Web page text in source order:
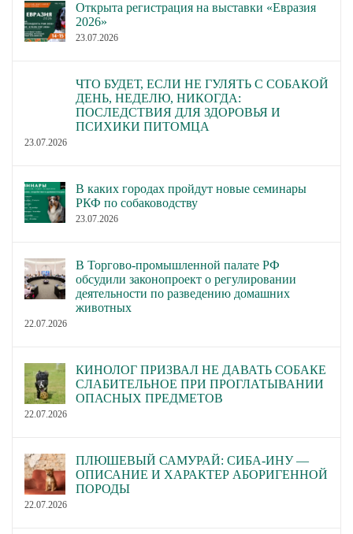
Открыта регистрация на выставки «Евразия
2026»
23.07.2026
ЧТО БУДЕТ, ЕСЛИ НЕ ГУЛЯТЬ С СОБАКОЙ
ДЕНЬ, НЕДЕЛЮ, НИКОГДА:
ПОСЛЕДСТВИЯ ДЛЯ ЗДОРОВЬЯ И
ПСИХИКИ ПИТОМЦА
23.07.2026
В каких городах пройдут новые семинары
РКФ по собаководству
23.07.2026
В Торгово-промышленной палате РФ
обсудили законопроект о регулировании
деятельности по разведению домашних
животных
22.07.2026
КИНОЛОГ ПРИЗВАЛ НЕ ДАВАТЬ СОБАКЕ
СЛАБИТЕЛЬНОЕ ПРИ ПРОГЛАТЫВАНИИ
ОПАСНЫХ ПРЕДМЕТОВ
22.07.2026
ПЛЮШЕВЫЙ САМУРАЙ: СИБА-ИНУ —
ОПИСАНИЕ И ХАРАКТЕР АБОРИГЕННОЙ
ПОРОДЫ
22.07.2026